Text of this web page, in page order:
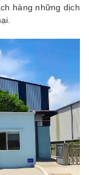
hàng những dịch